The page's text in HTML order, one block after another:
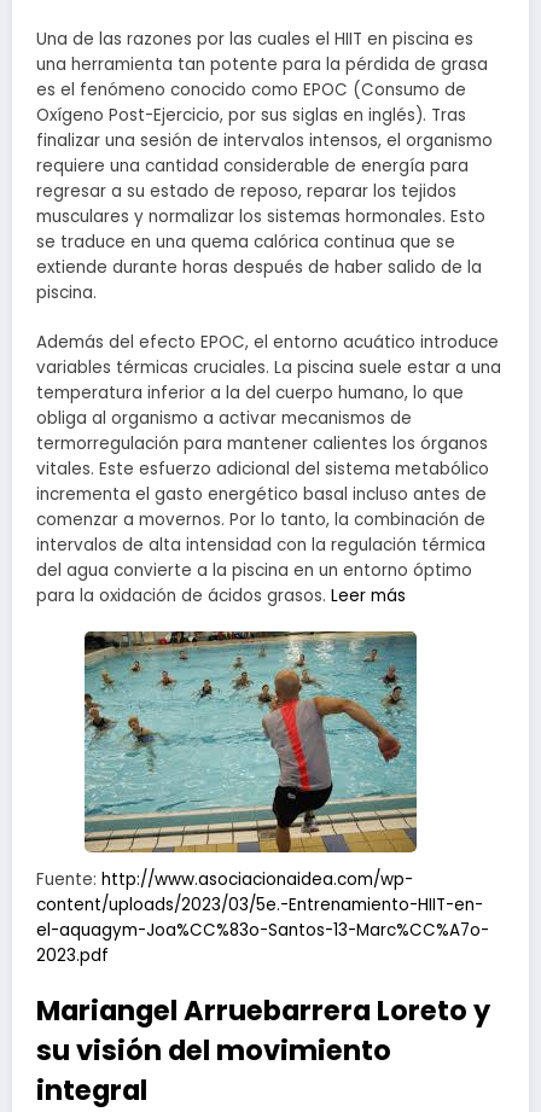
Una de las razones por las cuales el HIIT en piscina es
una herramienta tan potente para la pérdida de grasa
es el fenómeno conocido como EPOC (Consumo de
Oxígeno Post-Ejercicio, por sus siglas en inglés). Tras
finalizar una sesión de intervalos intensos, el organismo
requiere una cantidad considerable de energía para
regresar a su estado de reposo, reparar los tejidos
musculares y normalizar los sistemas hormonales. Esto
se traduce en una quema calórica continua que se
extiende durante horas después de haber salido de la
piscina.
Además del efecto EPOC, el entorno acuático introduce
variables térmicas cruciales. La piscina suele estar a una
temperatura inferior a la del cuerpo humano, lo que
obliga al organismo a activar mecanismos de
termorregulación para mantener calientes los órganos
vitales. Este esfuerzo adicional del sistema metabólico
incrementa el gasto energético basal incluso antes de
comenzar a movernos. Por lo tanto, la combinación de
intervalos de alta intensidad con la regulación térmica
del agua convierte a la piscina en un entorno óptimo
para la oxidación de ácidos grasos. Leer más
Fuente: http://www.asociacionaidea.com/wp-
content/uploads/2023/03/5e.-Entrenamiento-HIIT-en-
el-aquagym-Joa%CC%83o-Santos-13-Marc%CC%A7o-
2023.pdf
Mariangel Arruebarrera Loreto y
su visión del movimiento
integral